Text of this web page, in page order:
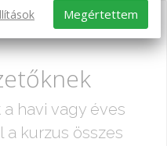
havi vagy éves
kurzus összes
Megértettem